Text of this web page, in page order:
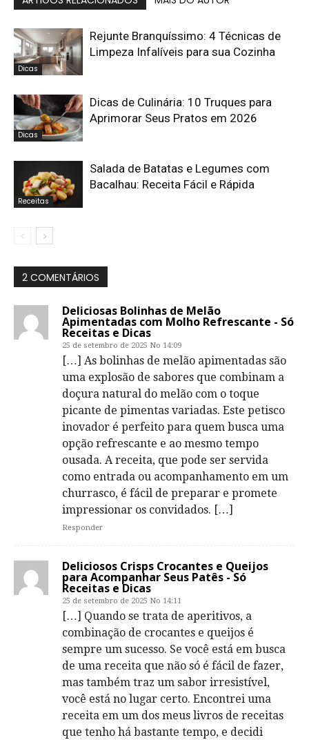
Dicas
Rejunte Branquíssimo: 4 Técnicas de
Limpeza Infalíveis para sua Cozinha
Dicas
Dicas de Culinária: 10 Truques para
Aprimorar Seus Pratos em 2026
Receitas
Salada de Batatas e Legumes com
Bacalhau: Receita Fácil e Rápida
2 COMENTÁRIOS
Deliciosas Bolinhas de Melão
Apimentadas com Molho Refrescante - Só
Receitas e Dicas
25 de setembro de 2025 No 14:09
[…] As bolinhas de melão apimentadas são
uma explosão de sabores que combinam a
doçura natural do melão com o toque
picante de pimentas variadas. Este petisco
inovador é perfeito para quem busca uma
opção refrescante e ao mesmo tempo
ousada. A receita, que pode ser servida
como entrada ou acompanhamento em um
churrasco, é fácil de preparar e promete
impressionar os convidados. […]
Responder
Deliciosos Crisps Crocantes e Queijos
para Acompanhar Seus Patês - Só
Receitas e Dicas
25 de setembro de 2025 No 14:11
[…] Quando se trata de aperitivos, a
combinação de crocantes e queijos é
sempre um sucesso. Se você está em busca
de uma receita que não só é fácil de fazer,
mas também traz um sabor irresistível,
você está no lugar certo. Encontrei uma
receita em um dos meus livros de receitas
que tenho há bastante tempo, e decidi